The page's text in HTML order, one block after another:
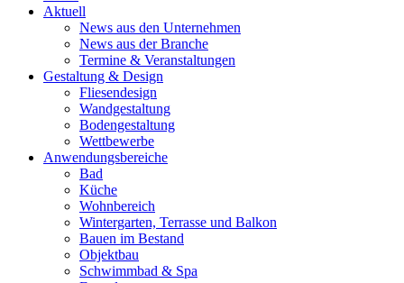
Aktuell
News aus den Unternehmen
News aus der Branche
Termine & Veranstaltungen
Gestaltung & Design
Fliesendesign
Wandgestaltung
Bodengestaltung
Wettbewerbe
Anwendungsbereiche
Bad
Küche
Wohnbereich
Wintergarten, Terrasse und Balkon
Bauen im Bestand
Objektbau
Schwimmbad & Spa